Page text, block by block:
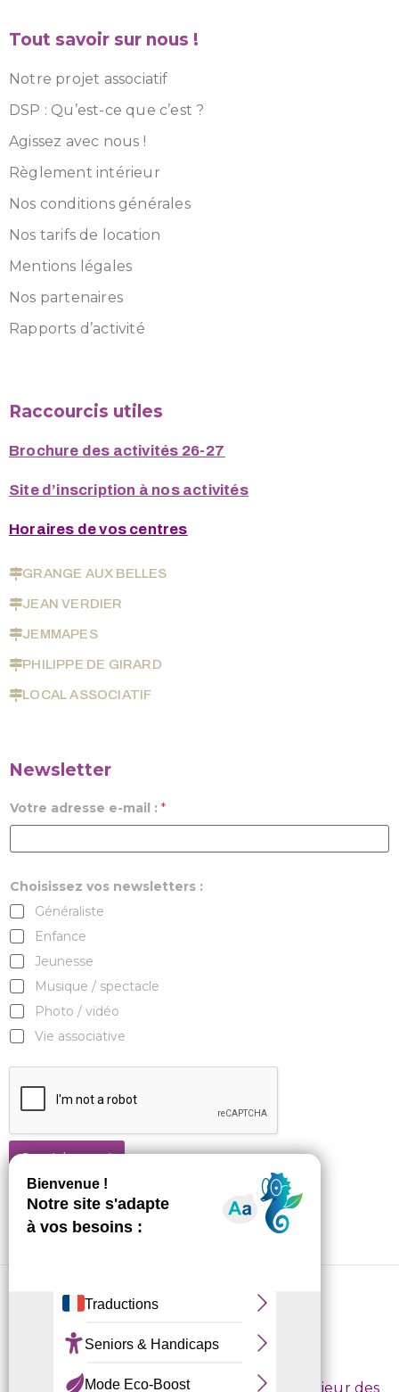
Tout savoir sur nous !
Notre projet associatif
DSP : Qu’est-ce que c’est ?
Agissez avec nous !
Règlement intérieur
Nos conditions générales
Nos tarifs de location
Mentions légales
Nos partenaires
Rapports d’activité
Raccourcis utiles
Brochure des activités 26-27
Site d’inscription à nos activités
Horaires de vos centres
GRANGE AUX BELLES
JEAN VERDIER
JEMMAPES
PHILIPPE DE GIRARD
LOCAL ASSOCIATIF
Newsletter
Votre adresse e-mail : *
Choisissez vos newsletters :
Généraliste
Enfance
Jeunesse
Musique / spectacle
Photo / vidéo
Vie associative
Je m'abonne !
Conditions d’inscription/ Règlement intérieur des